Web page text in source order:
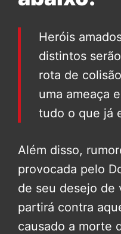
Heróis
distintos
rota de
uma ameaça
tudo o que já
Além disso,
provocada pelo
de seu desejo de
partirá contra
causado a morte